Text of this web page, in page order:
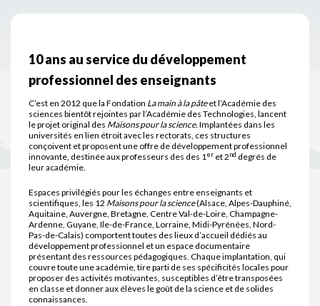
10 ans au service du développement
professionnel des enseignants
C’est en 2012 que la Fondation La main à la pâteet l’Académie des
sciences bientôt rejointes par l’Académie des Technologies, lancent
le projet original des Maisons pour la science.Implantées dans les
universités en lien étroit avec les rectorats, ces structures
conçoivent et proposent une offre de développement professionnel
innovante, destinée aux professeurs des des 1er et 2nd degrés de
leur académie.
Espaces privilégiés pour les échanges entre enseignants et
scientifiques, les 12 Maisons pour la science(Alsace, Alpes-Dauphiné,
Aquitaine, Auvergne, Bretagne, Centre Val-de-Loire, Champagne-
Ardenne, Guyane, Ile-de-France, Lorraine, Midi-Pyrénées, Nord-
Pas-de-Calais) comportent toutes des lieux d’accueil dédiés au
développement professionnel et un espace documentaire
présentant des ressources pédagogiques. Chaque implantation, qui
couvre toute une académie, tire parti de ses spécificités locales pour
proposer des activités motivantes, susceptibles d’être transposées
en classe et donner aux élèves le goût de la science et de solides
connaissances.